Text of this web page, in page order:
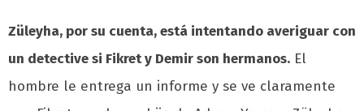
Züleyha, por su cuenta, está intentando averiguar con
un detective si Fikret y Demir son hermanos. El
hombre le entrega un informe y se ve claramente